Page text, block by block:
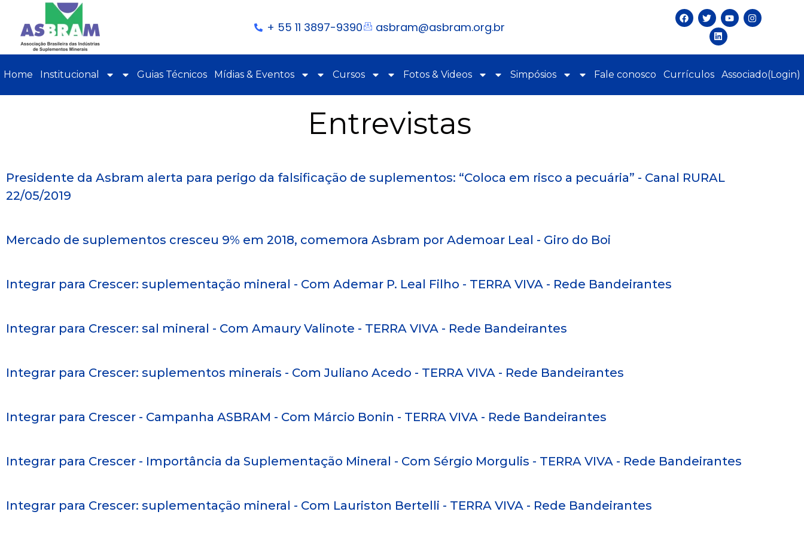
+ 55 11 3897-9390 asbram@asbram.org.br
Home Institucional Guias Técnicos Mídias & Eventos Cursos Fotos & Videos Simpósios Fale conosco Currículos Associado(Login)
Entrevistas
Presidente da Asbram alerta para perigo da falsificação de suplementos: “Coloca em risco a pecuária” - Canal RURAL
22/05/2019
Mercado de suplementos cresceu 9% em 2018, comemora Asbram por Ademoar Leal - Giro do Boi
Integrar para Crescer: suplementação mineral - Com Ademar P. Leal Filho - TERRA VIVA - Rede Bandeirantes
Integrar para Crescer: sal mineral - Com Amaury Valinote - TERRA VIVA - Rede Bandeirantes
Integrar para Crescer: suplementos minerais - Com Juliano Acedo - TERRA VIVA - Rede Bandeirantes
Integrar para Crescer - Campanha ASBRAM - Com Márcio Bonin - TERRA VIVA - Rede Bandeirantes
Integrar para Crescer - Importância da Suplementação Mineral - Com Sérgio Morgulis - TERRA VIVA - Rede Bandeirantes
Integrar para Crescer: suplementação mineral - Com Lauriston Bertelli - TERRA VIVA - Rede Bandeirantes